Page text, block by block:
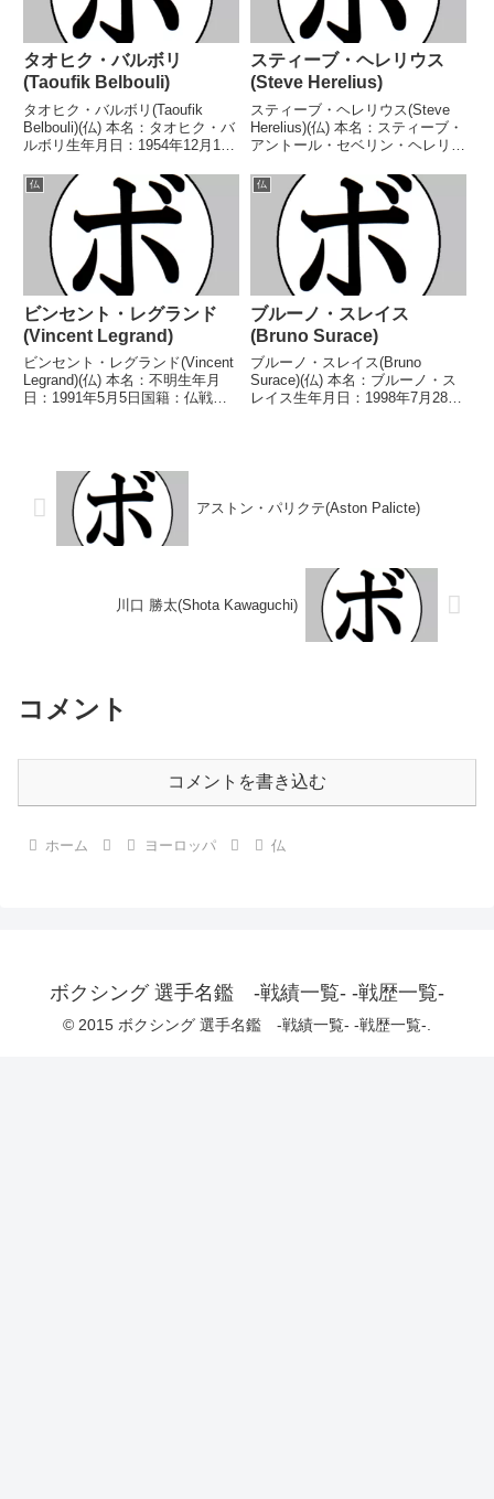
タオヒク・バルボリ
(Taoufik Belbouli)
タオヒク・バルボリ(Taoufik
Belbouli)(仏) 本名：タオヒク・バ
ルボリ生年月日：1954年12月10
(23KO)1敗1分 【獲得タイトル】
フランスヘビー級王座第5代WBA
世界クルーザー級王座 【戦...
スティーブ・ヘレリウス
(Steve Herelius)
スティーブ・ヘレリウス(Steve
Herelius)(仏) 本名：スティーブ・
アントール・セベリン・ヘレリウ
籍：仏戦績：27戦21勝(12KO)5敗
1分 【獲得タイトル】フランスヘ
ビー級王座WBAインター...
仏
ビンセント・レグランド
(Vincent Legrand)
ビンセント・レグランド(Vincent
Legrand)(仏) 本名：不明生年月
日：1991年5月5日国籍：仏戦
州フライ級王座EBU欧...
仏
ブルーノ・スレイス
(Bruno Surace)
ブルーノ・スレイス(Bruno
Surace)(仏) 本名：ブルーノ・ス
レイス生年月日：1998年7月28日
アストン・パリクテ(Aston Palicte)
川口 勝太(Shota Kawaguchi)
コメント
コメントを書き込む
ホーム ヨーロッパ 仏
ボクシング 選手名鑑 -戦績一覧- -戦歴一覧-
© 2015 ボクシング 選手名鑑 -戦績一覧- -戦歴一覧-.